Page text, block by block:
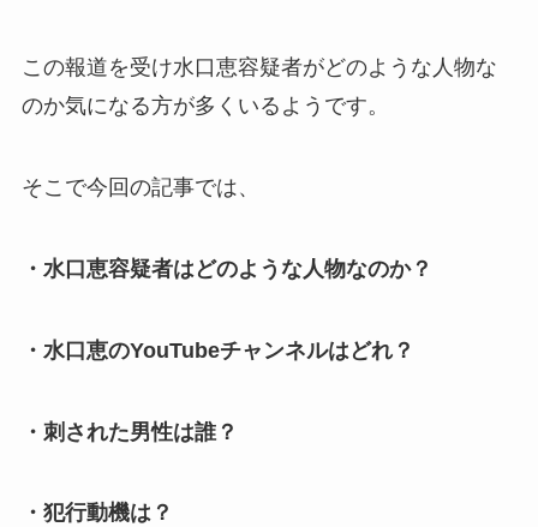
この報道を受け水口恵容疑者がどのような人物な
のか気になる方が多くいるようです。
そこで今回の記事では、
・水口恵容疑者はどのような人物なのか？
・水口恵のYouTubeチャンネルはどれ？
・刺された男性は誰？
・犯行動機は？